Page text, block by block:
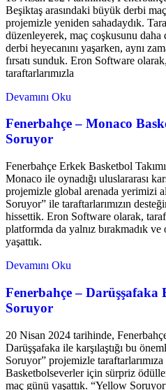
Beşiktaş arasındaki büyük derbi
projemizle yeniden sahadaydık.
düzenleyerek, maç coşkusunu
derbi heyecanını yaşarken, aynı
fırsatı sunduk. Eron Software
taraftarlarımızla
Devamını Oku
Fenerbahçe – Monaco
Soruyor
Fenerbahçe Erkek Basketbol
Monaco ile oynadığı uluslararası
projemizle global arenada yerimizi
Soruyor” ile taraftarlarımızın
hissettik. Eron Software olarak,
platformda da yalnız bırakmadık
yaşattık.
Devamını Oku
Fenerbahçe – Darüşşafaka
Soruyor
20 Nisan 2024 tarihinde,
Darüşşafaka ile karşılaştığı bu
Soruyor” projemizle
Basketbolseverler için sürpriz
maç günü yaşattık. “Yellow